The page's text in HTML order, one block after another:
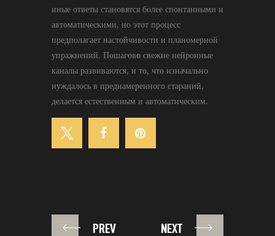
иные ответы становятся более спонтанными и
автоматическими, но этот процесс
предполагает настойчивости и планомерной
упражнений. Пошагово свежие нейронные
каналы развиваются, и то, что изначально
нуждалось в преднамеренного стараний,
делается естественным и автоматическим.
PREV NEXT